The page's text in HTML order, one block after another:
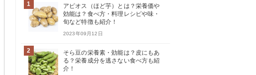
1
アピオス（ほど芋）とは？栄養価や
効能は？食べ方・料理レシピや味・
旬など特徴も紹介！
2023年09月12日
2
そら豆の栄養素・効能は？皮にもあ
る？栄養成分を逃さない食べ方も紹
介！